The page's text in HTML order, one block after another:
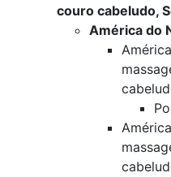
couro cabeludo,
América do